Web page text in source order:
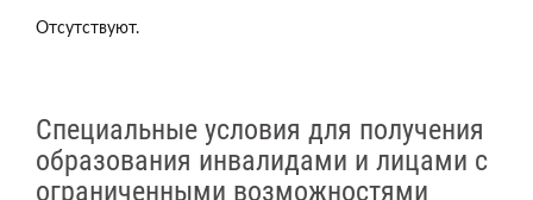
Отсутствуют.
Специальные условия для получения
образования инвалидами и лицами с
ограниченными возможностями